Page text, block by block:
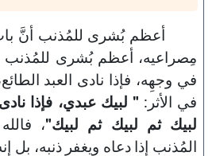
أعظم بُشرى للمُذنب أنَّ
مِصراعيه، أعظم بُشرى للمُذنب
في وجهِه، فإذا نادى العبد
في الأثر: " لبيك عبدي، فإذا
لبيك ثم لبيك ثم لبيك"،
المُذنب إذا دعاه ويغفر ذنبه، بل